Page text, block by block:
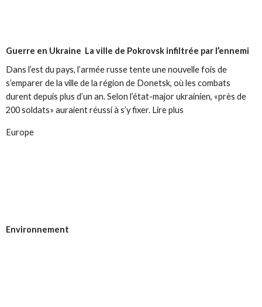
Guerre en Ukraine La ville de Pokrovsk infiltrée par l’ennemi
Dans l’est du pays, l’armée russe tente une nouvelle fois de
s’emparer de la ville de la région de Donetsk, où les combats
durent depuis plus d’un an. Selon l’état-major ukrainien, «près de
200 soldats» auraient réussi à s’y fixer. Lire plus
Europe
Environnement